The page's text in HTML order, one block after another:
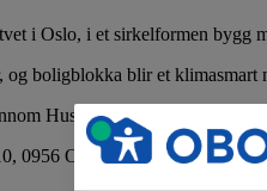
i Oslo, i et sirkelformen bygg
og boligblokka blir et klimasmart
Husbanken, noe som gir
0956 Oslo